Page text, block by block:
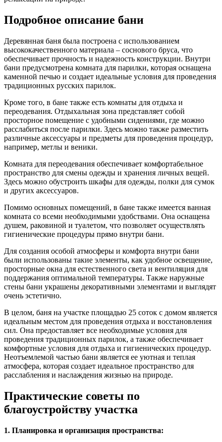
Подробное описание бани
Деревянная баня была построена с использованием
высококачественного материала – соснового бруса, что
обеспечивает прочность и надежность конструкции. Внутри
бани предусмотрена комната для парилки, которая оснащена
каменной печью и создает идеальные условия для проведения
традиционных русских парилок.
Кроме того, в бане также есть комнаты для отдыха и
переодевания. Отдыхальная зона представляет собой
просторное помещение с удобными сидениями, где можно
расслабиться после парилки. Здесь можно также разместить
различные аксессуары и предметы для проведения процедур,
например, метлы и веники.
Комната для переодевания обеспечивает комфортабельное
пространство для смены одежды и хранения личных вещей.
Здесь можно обустроить шкафы для одежды, полки для сумок
и других аксессуаров.
Помимо основных помещений, в бане также имеется ванная
комната со всеми необходимыми удобствами. Она оснащена
душем, раковиной и туалетом, что позволяет осуществлять
гигиенические процедуры прямо внутри бани.
Для создания особой атмосферы и комфорта внутри бани
были использованы такие элементы, как удобное освещение,
просторные окна для естественного света и вентиляция для
поддержания оптимальной температуры. Также наружные
стены бани украшены декоративными элементами и выглядят
очень эстетично.
В целом, баня на участке площадью 25 соток с домом является
идеальным местом для проведения отдыха и восстановления
сил. Она предоставляет все необходимые условия для
проведения традиционных парилок, а также обеспечивает
комфортные условия для отдыха и гигиенических процедур.
Неотъемлемой частью бани является ее уютная и теплая
атмосфера, которая создает идеальное пространство для
расслабления и наслаждения жизнью на природе.
Практические советы по
благоустройству участка
1. Планировка и организация пространства: